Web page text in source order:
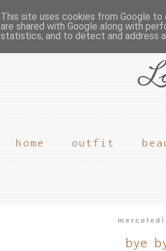
home outfit
mercoledì
bye
This site uses cookies from Google to
are shared with Google along with
statistics, and to detect and address